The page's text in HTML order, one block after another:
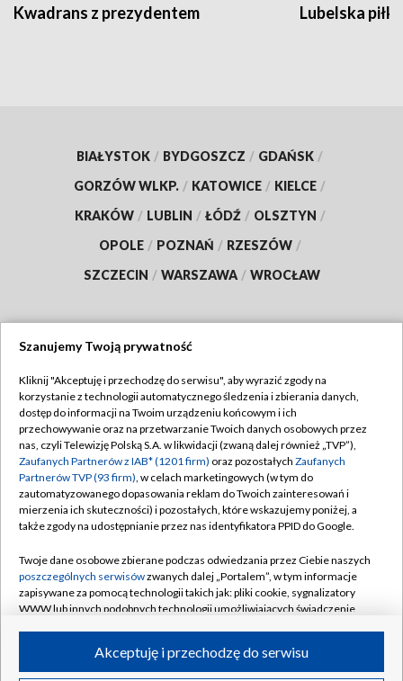
Kwadrans z prezydentem Lubelska piłka
BIAŁYSTOK / BYDGOSZCZ / GDAŃSK /
GORZÓW WLKP. / KATOWICE / KIELCE /
KRAKÓW / LUBLIN / ŁÓDŹ / OLSZTYN /
OPOLE / POZNAŃ / RZESZÓW /
SZCZECIN / WARSZAWA / WROCŁAW
TVP
Abonament TVP
Emisja w TVP
Centrum informacji TVP
Naziemna Telewizja Cyfrowa
Rada Programowa
System NOS
Informacje o nadawcy
Program dla prasy
Regulamin TVP
Polityka prywatności
Moje zgody
Pomoc
Kontakt
Kanały
Szanujemy Twoją prywatność
Kliknij "Akceptuję i przechodzę do serwisu", aby wyrazić zgody na
korzystanie z technologii automatycznego śledzenia i zbierania danych,
dostęp do informacji na Twoim urządzeniu końcowym i ich
przechowywanie oraz na przetwarzanie Twoich danych osobowych przez
nas, czyli Telewizję Polską S.A. w likwidacji (zwaną dalej również „TVP”),
Zaufanych Partnerów z IAB* (1201 firm) oraz pozostałych Zaufanych
Partnerów TVP (93 firm), w celach marketingowych (w tym do
zautomatyzowanego dopasowania reklam do Twoich zainteresowań i
mierzenia ich skuteczności) i pozostałych, które wskazujemy poniżej, a
także zgody na udostępnianie przez nas identyfikatora PPID do Google.
Twoje dane osobowe zbierane podczas odwiedzania przez Ciebie naszych
poszczególnych serwisówzwanych dalej „Portalem”, w tym informacje
zapisywane za pomocą technologii takich jak: pliki cookie, sygnalizatory
WWW lub innych podobnych technologii umożliwiających świadczenie
ruchu w Internecie.Akceptuję i przechodzę do serwisu